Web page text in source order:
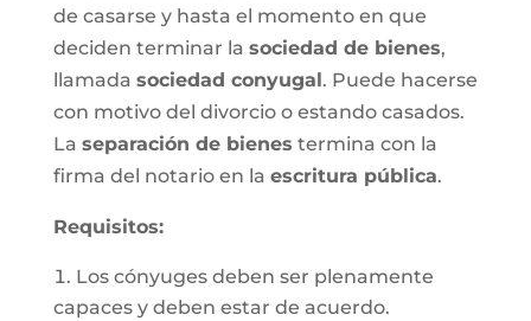
de casarse y hasta el momento en que
deciden terminar la sociedad de bienes,
llamada sociedad conyugal. Puede hacerse
con motivo del divorcio o estando casados.
La separación de bienes termina con la
firma del notario en la escritura pública.
Requisitos:
Los cónyuges deben ser plenamente
capaces y deben estar de acuerdo.